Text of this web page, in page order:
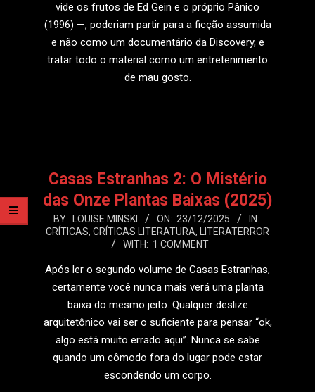
vide os frutos de Ed Gein e o próprio Pânico
(1996) —, poderiam partir para a ficção assumida
e não como um documentário da Discovery, e
tratar todo o material como um entretenimento
de mau gosto.
Casas Estranhas 2: O Mistério
das Onze Plantas Baixas (2025)
2025-
12-
BY: LOUISE MINSKI ON: 23/12/2025
IN:
CRÍTICAS, CRÍTICAS LITERATURA, LITERATERROR
WITH: 1 COMMENT
Após ler o segundo volume de Casas Estranhas,
certamente você nunca mais verá uma planta
baixa do mesmo jeito. Qualquer deslize
arquitetônico vai ser o suficiente para pensar “ok,
algo está muito errado aqui”. Nunca se sabe
quando um cômodo fora do lugar pode estar
escondendo um corpo.